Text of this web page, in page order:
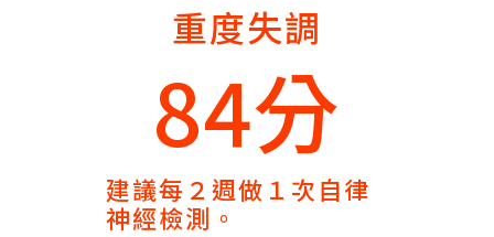
重度失調
84分
建議每２週做１次自律
神經檢測。